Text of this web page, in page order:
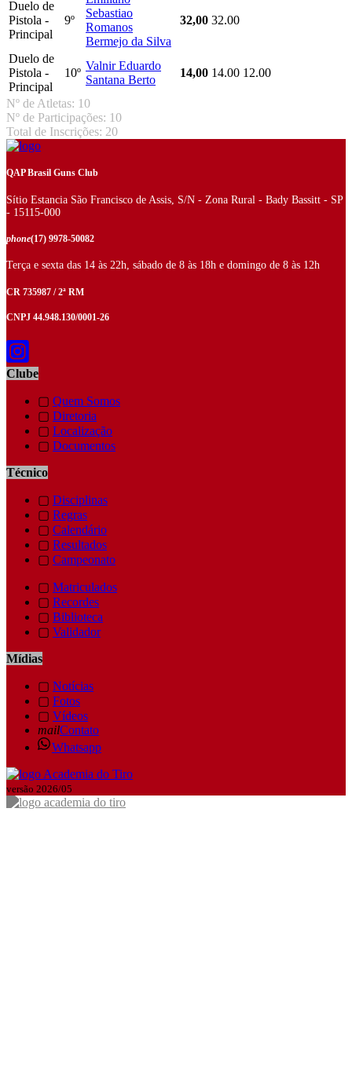
Duelo de
Pistola -
Principal
9º
Sebastiao
Romanos
Bermejo da Silva
32,00 32.00
Duelo de
Pistola -
Principal
10º
Valnir Eduardo
Santana Berto
14,00 14.00 12.00
Nº de Atletas: 10
Nº de Participações: 10
Total de Inscrições: 20
QAP Brasil Guns Club
Sítio Estancia São Francisco de Assis, S/N - Zona Rural - Bady Bassitt - SP
- 15115-000
phone(17) 9978-50082
Terça e sexta das 14 às 22h, sábado de 8 às 18h e domingo de 8 às 12h
CR 735987 / 2ª RM
CNPJ 44.948.130/0001-26
Clube
▢ Quem Somos
▢ Diretoria
▢ Localização
▢ Documentos
Técnico
▢ Disciplinas
▢ Regras
▢ Calendário
▢ Resultados
▢ Campeonato
▢ Matriculados
▢ Recordes
▢ Biblioteca
▢ Validador
Mídias
▢ Notícias
▢ Fotos
▢ Vídeos
mailContato
Whatsapp
versão 2026/05